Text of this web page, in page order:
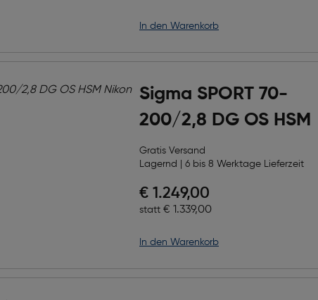
in den Warenkorb
Sigma SPORT 70-
200/2,8 DG OS HSM
Gratis Versand
Lagernd | 6 bis 8 Werktage Lieferzeit
Preis nach Rabatts
€ 1.249,00
statt Ursprünglicher Preis
€ 1.339,00
in den Warenkorb